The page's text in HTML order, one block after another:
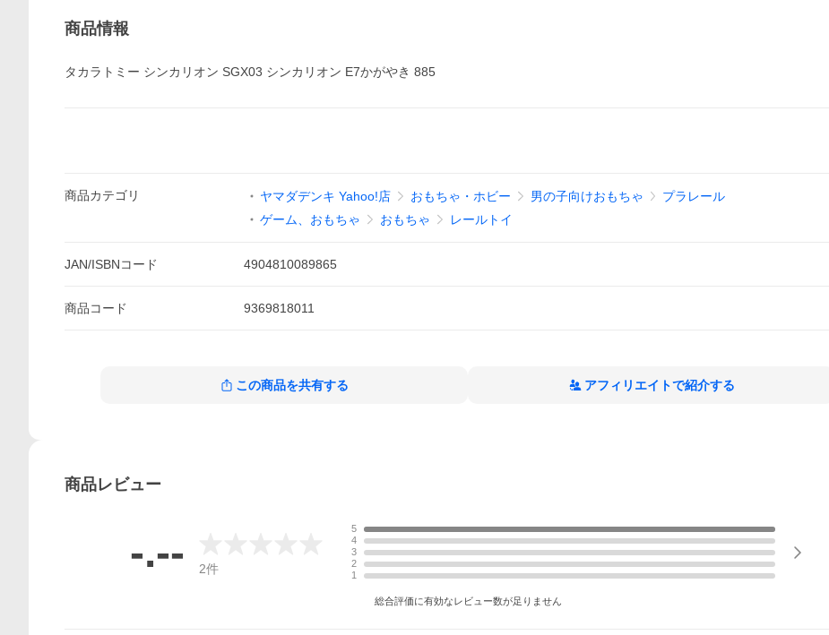
商品情報
タカラトミー シンカリオン SGX03 シンカリオン E7かがやき 885
商品カテゴリ ヤマダデンキ Yahoo!店 おもちゃ・ホビー 男の子向けおもちゃ
プラレール
ゲーム、おもちゃ
おもちゃ レールトイ
JAN/ISBNコード 4904810089865
商品コード 9369818011
この商品を共有する アフィリエイトで紹介する
商品レビュー
-.-- 2件
5
4
3
2
1
総合評価に有効なレビュー数が足りません